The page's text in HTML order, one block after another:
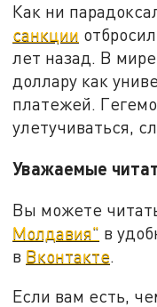
Как ни
санкции
лет назад. В
доллару как
платежей.
улетучиваться,
Уважаемые
Вы можете
Молдавия" в
в Вконтакте
Если вам есть,